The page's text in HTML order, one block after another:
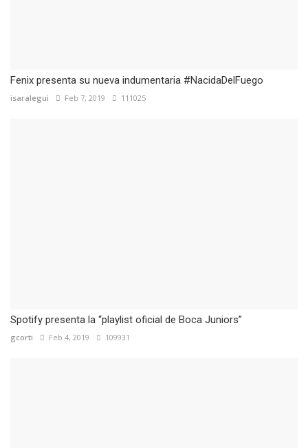
Fenix presenta su nueva indumentaria #NacidaDelFuego
isaralegui Feb 7, 2019 111025
Spotify presenta la “playlist oficial de Boca Juniors”
gcorti Feb 4, 2019 109931